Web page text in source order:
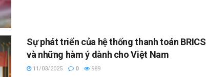
Sự phát triển của hệ thống thanh toán BRICS
và những hàm ý dành cho Việt Nam
11/03/2025 0 989